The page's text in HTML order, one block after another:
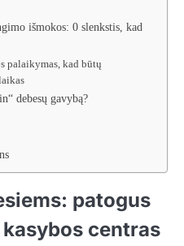
išmokos: 0 slenkstis, kad
palaikymas, kad būtų
debesų gavybą?
patogus
centras